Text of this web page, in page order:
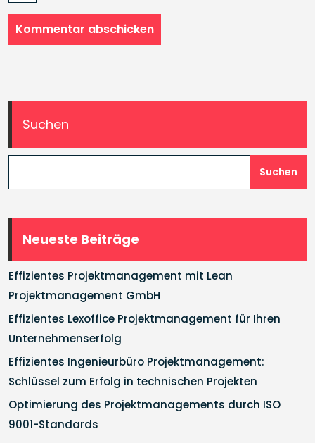
Suchen
Suchen
Neueste Beiträge
Effizientes Projektmanagement mit Lean
Projektmanagement GmbH
Effizientes Lexoffice Projektmanagement für Ihren
Unternehmenserfolg
Effizientes Ingenieurbüro Projektmanagement:
Schlüssel zum Erfolg in technischen Projekten
Optimierung des Projektmanagements durch ISO
9001-Standards